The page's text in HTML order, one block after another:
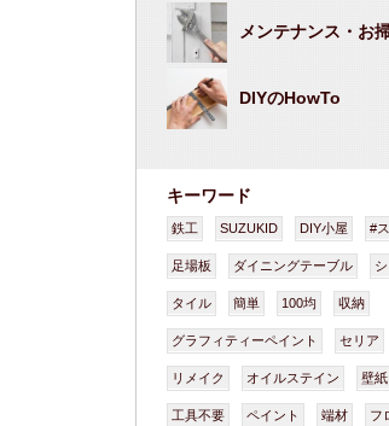
メンテナンス・お
DIYのHowTo
キーワード
鉄工 SUZUKID DIY小屋 #
足場板 ダイニングテーブル
タイル 簡単 100均 収納
グラフィティーペイント セリア
リメイク オイルステイン 壁紙
工具不要 ペイント 端材 フ